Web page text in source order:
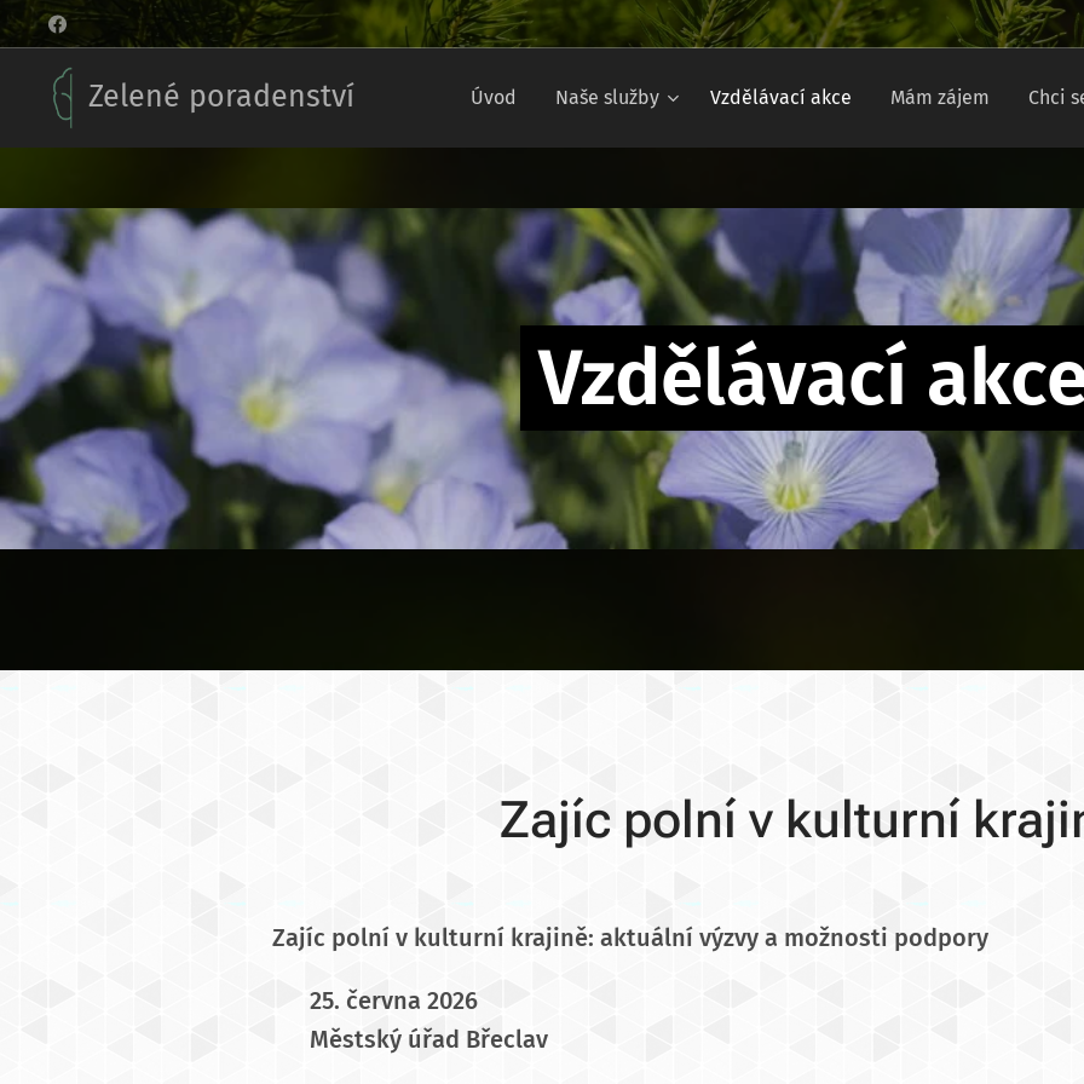
Zelené poradenství Úvod Naše služby Vzdělávací akce Mám zájem Chci
Vzdělávací
Zajíc polní v kulturní
Zajíc polní v kulturní krajině: aktuální výzvy a možnosti podpory
25. června 2026
Městský úřad Břeclav